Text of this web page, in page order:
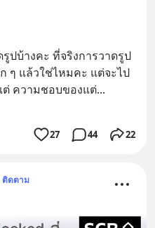
ปบ้างคะ ที่จริงการวาดรูป
ๆ แล้วใช่ไหมคะ แต่จะไป
ความชอบของแต่...
27 44 22
ติดตาม